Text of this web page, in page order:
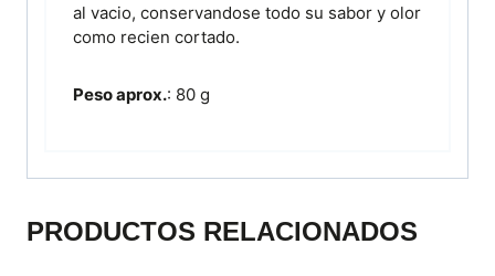
al vacio, conservandose todo su sabor y olor
como recien cortado.
Peso aprox.: 80 g
PRODUCTOS RELACIONADOS